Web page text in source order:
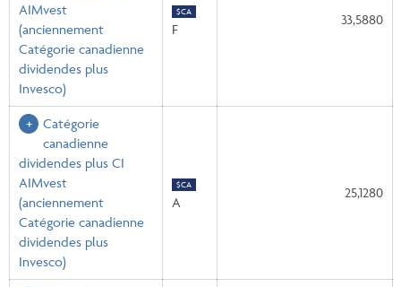
AIMvest
(anciennement
Catégorie canadienne
dividendes plus
Invesco)
$CA
F
33,5880
Catégorie
canadienne
dividendes plus CI
AIMvest
(anciennement
Catégorie canadienne
dividendes plus
Invesco)
$CA
A
25,1280